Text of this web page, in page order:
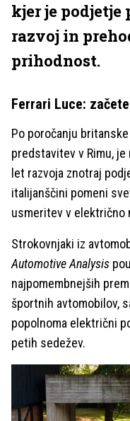
kjer je
razvoj in
prihodnost.
Ferrari Luce:
Po poročanju
predstavitev v Rimu,
let razvoja znotraj
italijanščini pomeni
usmeritev v električno
Strokovnjaki iz
Automotive Analysis
najpomembnejših
športnih avtomobilov,
popolnoma električni
petih sedežev.